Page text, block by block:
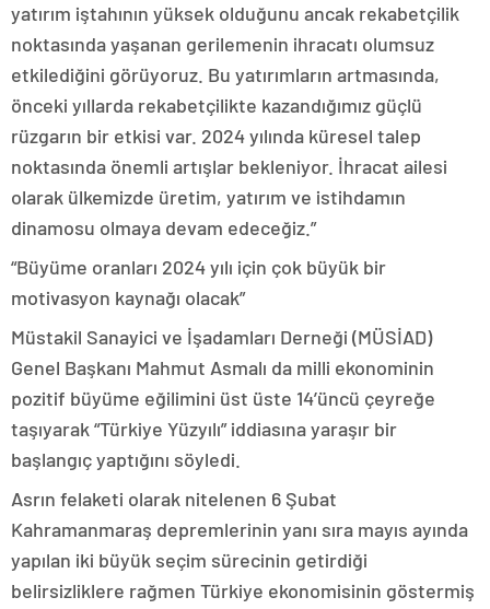
yatırım iştahının yüksek olduğunu ancak rekabetçilik
noktasında yaşanan gerilemenin ihracatı olumsuz
etkilediğini görüyoruz. Bu yatırımların artmasında,
önceki yıllarda rekabetçilikte kazandığımız güçlü
rüzgarın bir etkisi var. 2024 yılında küresel talep
noktasında önemli artışlar bekleniyor. İhracat ailesi
olarak ülkemizde üretim, yatırım ve istihdamın
dinamosu olmaya devam edeceğiz.”
“Büyüme oranları 2024 yılı için çok büyük bir
motivasyon kaynağı olacak”
Müstakil Sanayici ve İşadamları Derneği (MÜSİAD)
Genel Başkanı Mahmut Asmalı da milli ekonominin
pozitif büyüme eğilimini üst üste 14’üncü çeyreğe
taşıyarak “Türkiye Yüzyılı” iddiasına yaraşır bir
başlangıç yaptığını söyledi.
Asrın felaketi olarak nitelenen 6 Şubat
Kahramanmaraş depremlerinin yanı sıra mayıs ayında
yapılan iki büyük seçim sürecinin getirdiği
belirsizliklere rağmen Türkiye ekonomisinin göstermiş